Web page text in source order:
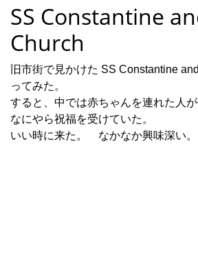
SS Constantine
Church
旧市街で見かけた SS Constantine
ってみた。
すると、中では赤ちゃんを連れた人
なにやら祝福を受けていた。
いい時に来た。 なかなか興味深い。